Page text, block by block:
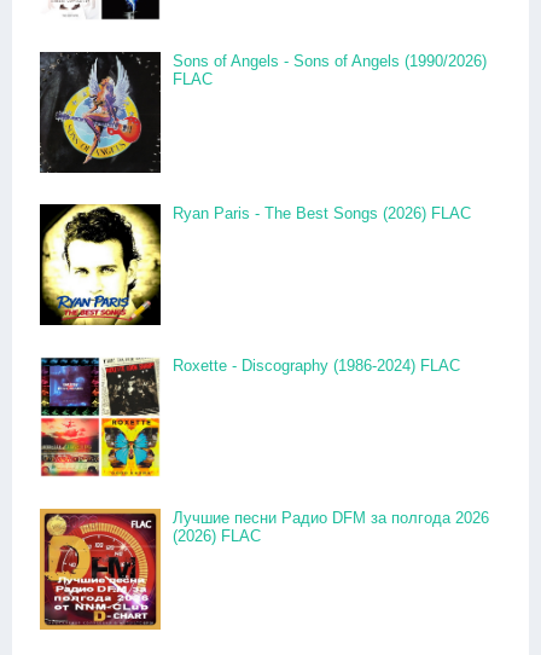
Sons of Angels - Sons of Angels (1990/2026)
FLAC
Ryan Paris - The Best Songs (2026) FLAC
Roxette - Discography (1986-2024) FLAC
Лучшие песни Радио DFM за полгода 2026
(2026) FLAC